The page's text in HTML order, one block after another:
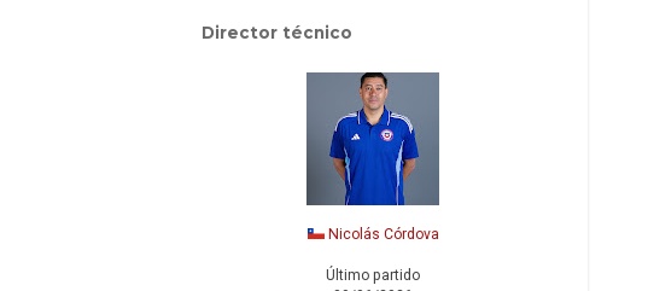
Director técnico
Nicolás Córdova
Último partido